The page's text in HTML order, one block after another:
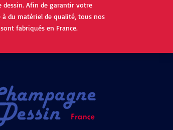
dessin. Afin de garantir votre
du matériel de qualité, tous nos
fabriqués en France.